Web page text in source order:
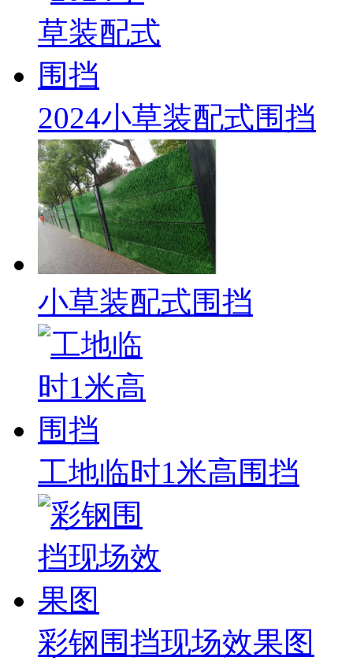
2024小草装配式围挡
小草装配式围挡
工地临时1米高围挡
彩钢围挡现场效果图